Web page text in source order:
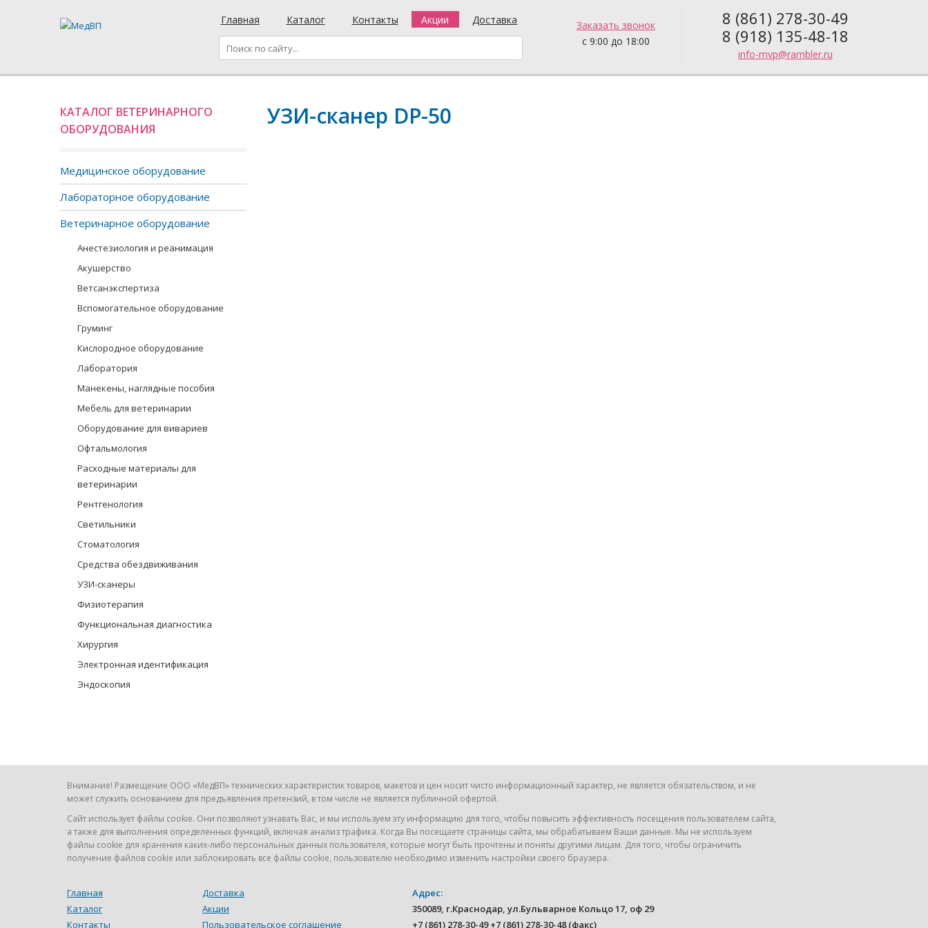
Главная Каталог Контакты Акции Доставка
Заказать звонок
с 9:00 до 18:00
8 (861) 278-30-49
8 (918) 135-48-18
info-mvp@rambler.ru
КАТАЛОГ ВЕТЕРИНАРНОГО
ОБОРУДОВАНИЯ
Медицинское оборудование
Лабораторное оборудование
Ветеринарное оборудование
Анестезиология и реанимация
Акушерство
Ветсанэкспертиза
Вспомогательное оборудование
Груминг
Кислородное оборудование
Лаборатория
Манекены, наглядные пособия
Мебель для ветеринарии
Оборудование для вивариев
Офтальмология
Расходные материалы для
ветеринарии
Рентгенология
Светильники
Стоматология
Средства обездвиживания
УЗИ-сканеры
Физиотерапия
Функциональная диагностика
Хирургия
Электронная идентификация
Эндоскопия
УЗИ-сканер DP-50
Внимание! Размещение ООО «МедВП» технических характеристик товаров, макетов и цен носит чисто информационный характер, не является обязательством, и не
может служить основанием для предъявления претензий, в том числе не является публичной офертой.
Сайт использует файлы cookie. Они позволяют узнавать Вас, и мы используем эту информацию для того, чтобы повысить эффективность посещения пользователем сайта,
а также для выполнения определенных функций, включая анализ трафика. Когда Вы посещаете страницы сайта, мы обрабатываем Ваши данные. Мы не используем
файлы cookie для хранения каких-либо персональных данных пользователя, которые могут быть прочтены и поняты другими лицам. Для того, чтобы ограничить
получение файлов cookie или заблокировать все файлы cookie, пользователю необходимо изменить настройки своего браузера.
Главная
Каталог
Контакты
Доставка
Акции
Пользовательское соглашение
Адрес:
350089, г.Краснодар, ул.Бульварное Кольцо 17, оф 29
+7 (861) 278-30-49 +7 (861) 278-30-48 (факс)